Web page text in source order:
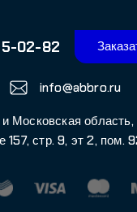
использование
возможно только